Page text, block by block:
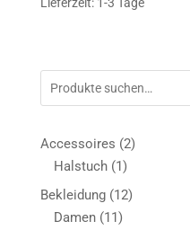
Accessoires 22
Halstuch 11
Produkt
Bekleidung 1212
Damen 1111